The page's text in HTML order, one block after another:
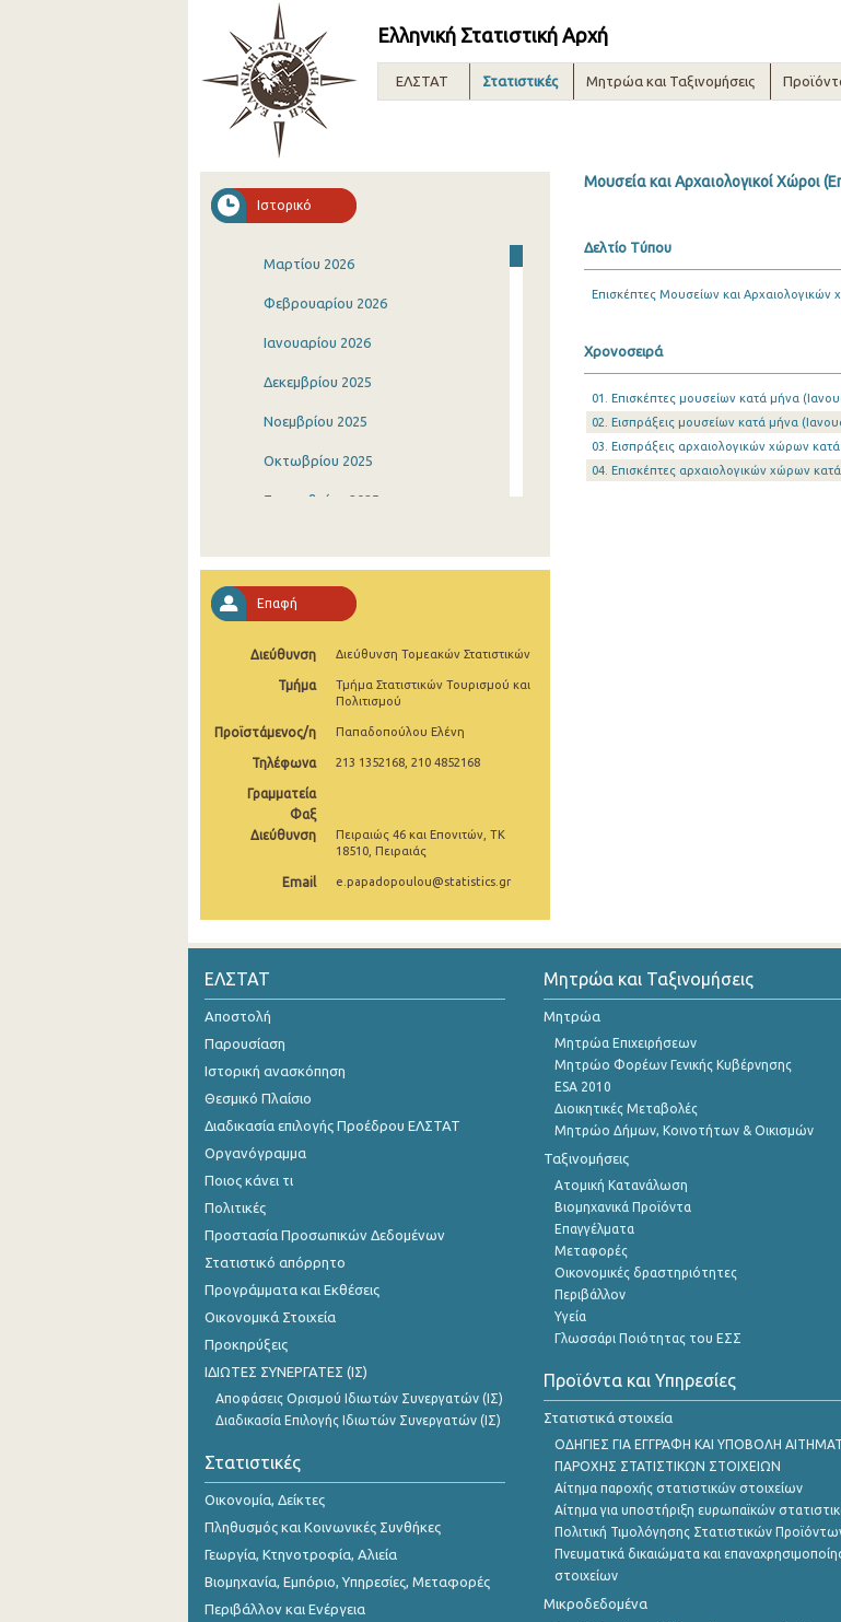
Ελληνική Στατιστική Αρχή
ΕΛΣΤΑΤ Στατιστικές Μητρώα και Ταξινομήσεις
Ιστορικό
Μαρτίου 2026
Φεβρουαρίου 2026
Ιανουαρίου 2026
Δεκεμβρίου 2025
Νοεμβρίου 2025
Οκτωβρίου 2025
Σεπτεμβρίου 2025
Ιουνίου 2025
Μαΐου 2025
Απριλίου 2025
Μαρτίου 2025
Ιανουαρίου 2025
Δεκεμβρίου 2024
Σεπτεμβρίου 2024
Αυγούστου 2024
Ιουλίου 2024
Ιουνίου 2024
Μαΐου 2024
Μαρτίου 2024
Ιανουαρίου 2024
Δεκεμβρίου 2023
Νοεμβρίου 2023
Οκτωβρίου 2023
Αυγούστου 2023
Ιουλίου 2023
Ιουνίου 2023
Μαΐου 2023
Επαφή
Διεύθυνση Διεύθυνση Τομεακών Στατιστικών
Τμήμα
Τμήμα Στατιστικών Τουρισμού και
Πολιτισμού
Προϊστάμενος/η Παπαδοπούλου Ελένη
Τηλέφωνα 213 1352168, 210 4852168
Γραμματεία
Φαξ
Διεύθυνση
Πειραιώς 46 και Επονιτών, ΤΚ
18510, Πειραιάς
Email e.papadopoulou@statistics.gr
Μουσεία και Αρχαιολογικοί Χώροι
Δελτίο Τύπου
Επισκέπτες Μουσείων και Αρχαιολογικών
Χρονοσειρά
01. Επισκέπτες μουσείων κατά μήνα
02. Εισπράξεις μουσείων κατά μήνα
03. Εισπράξεις αρχαιολογικών χώρων
04. Επισκέπτες αρχαιολογικών χώρων
ΕΛΣΤΑΤ
Αποστολή
Παρουσίαση
Ιστορική ανασκόπηση
Θεσμικό Πλαίσιο
Διαδικασία επιλογής Προέδρου ΕΛΣΤΑΤ
Οργανόγραμμα
Ποιος κάνει τι
Πολιτικές
Προστασία Προσωπικών Δεδομένων
Στατιστικό απόρρητο
Προγράμματα και Εκθέσεις
Οικονομικά Στοιχεία
Προκηρύξεις
ΙΔΙΩΤΕΣ ΣΥΝΕΡΓΑΤΕΣ (ΙΣ)
Αποφάσεις Ορισμού Ιδιωτών Συνεργατών (ΙΣ)
Διαδικασία Επιλογής Ιδιωτών Συνεργατών (ΙΣ)
Στατιστικές
Οικονομία, Δείκτες
Πληθυσμός και Κοινωνικές Συνθήκες
Γεωργία, Κτηνοτροφία, Αλιεία
Βιομηχανία, Εμπόριο, Υπηρεσίες, Μεταφορές
Περιβάλλον και Ενέργεια
Μητρώα και Ταξινομήσεις
Μητρώα
Μητρώα Επιχειρήσεων
Μητρώο Φορέων Γενικής Κυβέρνησης
ESA 2010
Διοικητικές Μεταβολές
Μητρώο Δήμων, Κοινοτήτων & Οικισμών
Ταξινομήσεις
Ατομική Κατανάλωση
Βιομηχανικά Προϊόντα
Επαγγέλματα
Μεταφορές
Οικονομικές δραστηριότητες
Περιβάλλον
Υγεία
Γλωσσάρι Ποιότητας του ΕΣΣ
Προϊόντα και Υπηρεσίες
Στατιστικά στοιχεία
ΟΔΗΓΙΕΣ ΓΙΑ ΕΓΓΡΑΦΗ ΚΑΙ ΥΠΟΒΟΛΗ
ΠΑΡΟΧΗΣ ΣΤΑΤΙΣΤΙΚΩΝ ΣΤΟΙΧΕΙΩΝ
Αίτημα παροχής στατιστικών στοιχείων
Αίτημα για υποστήριξη ευρωπαϊκών
Πολιτική Τιμολόγησης Στατιστικών
Πνευματικά δικαιώματα και
στοιχείων
Μικροδεδομένα